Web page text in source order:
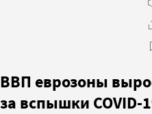
ВВП еврозоны
за вспышки COVID-